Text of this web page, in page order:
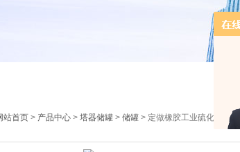
站首页 > 产品中心 > 塔器储罐 > 储罐 > 定做橡胶工业硫化罐